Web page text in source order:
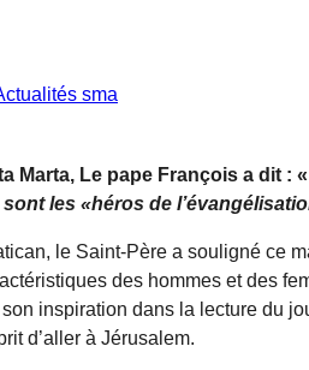
sma
Marta, Le pape François a dit : «
les «héros de
le Saint-Père a souligné ce
des hommes et des
inspiration dans la lecture du
d’aller à Jérusalem.